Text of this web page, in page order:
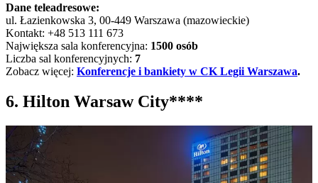
Dane teleadresowe:
ul. Łazienkowska 3, 00-449 Warszawa (mazowieckie)
Kontakt: +48 513 111 673
Największa sala konferencyjna: 1500 osób
Liczba sal konferencyjnych: 7
Zobacz więcej: Konferencje i bankiety w CK Legii Warszawa.
6. Hilton Warsaw City****